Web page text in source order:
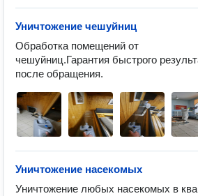
Уничтожение чешуйниц
Обработка помещений от
чешуйниц.Гарантия быстрого
после обращения.
Уничтожение насекомых
Уничтожение любых насекомых в